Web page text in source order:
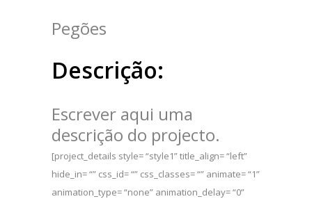
Pegões
Descrição:
Escrever aqui uma
descrição do projecto.
[project_details style= “style1” title_align= “left”
hide_in= “” css_id= “” css_classes= “” animate= “1”
animation_type= “none” animation_delay= “0”